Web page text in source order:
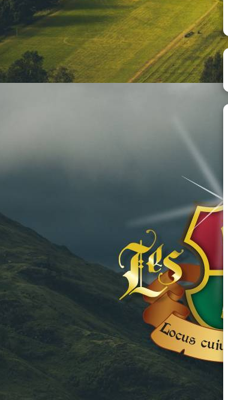
une vaste gamme de produits :
aux vêtements en passant par les
goodies, et bien d'autres surprises. La
article évoque les moments
nos événements uniques.
féerique !
la première heure ou que vous
cette journée est faite pour vous. Chez
à chaque coin de rue. À bientôt pour